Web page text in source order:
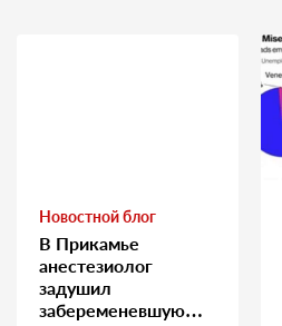
Новостной блог
В Прикамье
анестезиолог
задушил
забеременевшую